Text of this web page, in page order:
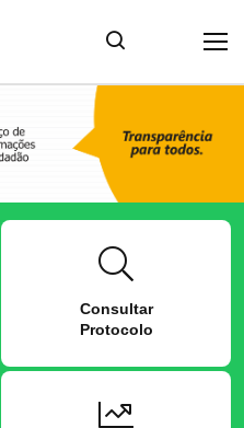
Consultar
Protocolo